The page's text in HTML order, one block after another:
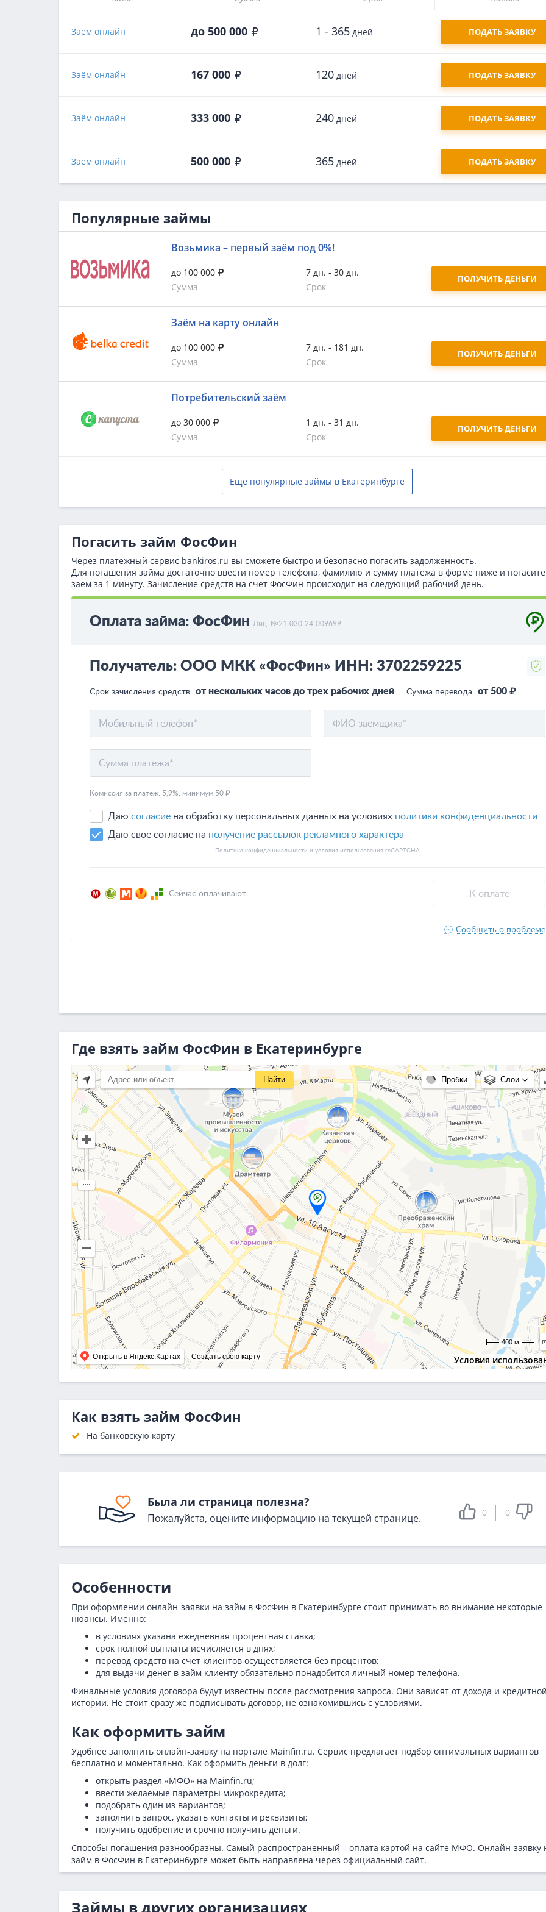
Заём онлайн до 500 000 1 - 365 дней ПОДАТЬ ЗАЯВКУ
Заём онлайн 167 000 120 дней ПОДАТЬ ЗАЯВКУ
Заём онлайн 333 000 240 дней ПОДАТЬ ЗАЯВКУ
Заём онлайн 500 000 365 дней ПОДАТЬ ЗАЯВКУ
Популярные займы
Возьмика – первый заём под 0%!
до 100 000
Сумма
7 дн. - 30 дн.
Срок
ПОЛУЧИТЬ ДЕНЬГИ
Заём на карту онлайн
до 100 000
Сумма
7 дн. - 181 дн.
Срок
ПОЛУЧИТЬ ДЕНЬГИ
Потребительский заём
до 30 000
Сумма
1 дн. - 31 дн.
Срок
ПОЛУЧИТЬ ДЕНЬГИ
Еще популярные займы в Екатеринбурге
Погасить займ ФосФин
Через платежный сервис bаnkiros.ru вы сможете быстро и безопасно погасить задолженность.
Для погашения займа достаточно ввести номер телефона, фамилию и сумму платежа в форме ниже и погасите
заем за 1 минуту. Зачисление средств на счет ФосФин происходит на следующий рабочий день.
Где взять займ ФосФин в Екатеринбурге
Условия
Открыть в Яндекс.Картах Создать свою карту
Найти Пробки Слои
400 м
Как взять займ ФосФин
На банковскую карту
Была ли страница полезна?
Пожалуйста, оцените информацию на текущей странице. 0 0
Особенности
При оформлении онлайн-заявки на займ в ФосФин в Екатеринбурге стоит принимать во внимание некоторые
нюансы. Именно:
в условиях указана ежедневная процентная ставка;
срок полной выплаты исчисляется в днях;
перевод средств на счет клиентов осуществляется без процентов;
для выдачи денег в займ клиенту обязательно понадобится личный номер телефона.
Финальные условия договора будут известны после рассмотрения запроса. Они зависят от дохода и
истории. Не стоит сразу же подписывать договор, не ознакомившись с условиями.
Как оформить займ
Удобнее заполнить онлайн-заявку на портале Mainfin.ru. Сервис предлагает подбор оптимальных вариантов
бесплатно и моментально. Как оформить деньги в долг:
открыть раздел «МФО» на Mainfin.ru;
ввести желаемые параметры микрокредита;
подобрать один из вариантов;
заполнить запрос, указать контакты и реквизиты;
получить одобрение и срочно получить деньги.
Способы погашения разнообразны. Самый распространенный – оплата картой на сайте МФО. Онлайн-заявку
займ в ФосФин в Екатеринбурге может быть направлена через официальный сайт.
Займы в других организациях